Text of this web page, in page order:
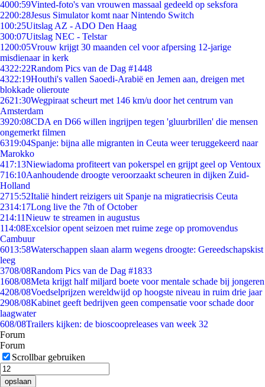
4000:59Vinted-foto's van vrouwen massaal gedeeld op seksfora
2200:28Jesus Simulator komt naar Nintendo Switch
100:25Uitslag AZ - ADO Den Haag
300:07Uitslag NEC - Telstar
1200:05Vrouw krijgt 30 maanden cel voor afpersing 12-jarige
misdienaar in kerk
4322:22Random Pics van de Dag #1448
4322:19Houthi's vallen Saoedi-Arabië en Jemen aan, dreigen met
blokkade olieroute
2621:30Wegpiraat scheurt met 146 km/u door het centrum van
Amsterdam
3920:08CDA en D66 willen ingrijpen tegen 'gluurbrillen' die mensen
ongemerkt filmen
6319:04Spanje: bijna alle migranten in Ceuta weer teruggekeerd naar
Marokko
417:13Niewiadoma profiteert van pokerspel en grijpt geel op Ventoux
716:10Aanhoudende droogte veroorzaakt scheuren in dijken Zuid-
Holland
2715:52Italië hindert reizigers uit Spanje na migratiecrisis Ceuta
2314:17Long live the 7th of October
214:11Nieuw te streamen in augustus
114:08Excelsior opent seizoen met ruime zege op promovendus
Cambuur
6013:58Waterschappen slaan alarm wegens droogte: Gereedschapskist
leeg
3708/08Random Pics van de Dag #1833
1608/08Meta krijgt half miljard boete voor mentale schade bij jongeren
4208/08Voedselprijzen wereldwijd op hoogste niveau in ruim drie jaar
2908/08Kabinet geeft bedrijven geen compensatie voor schade door
laagwater
608/08Trailers kijken: de bioscoopreleases van week 32
Forum
Forum
Scrollbar gebruiken
opslaan